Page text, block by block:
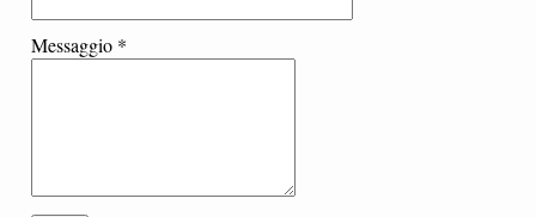
Messaggio *